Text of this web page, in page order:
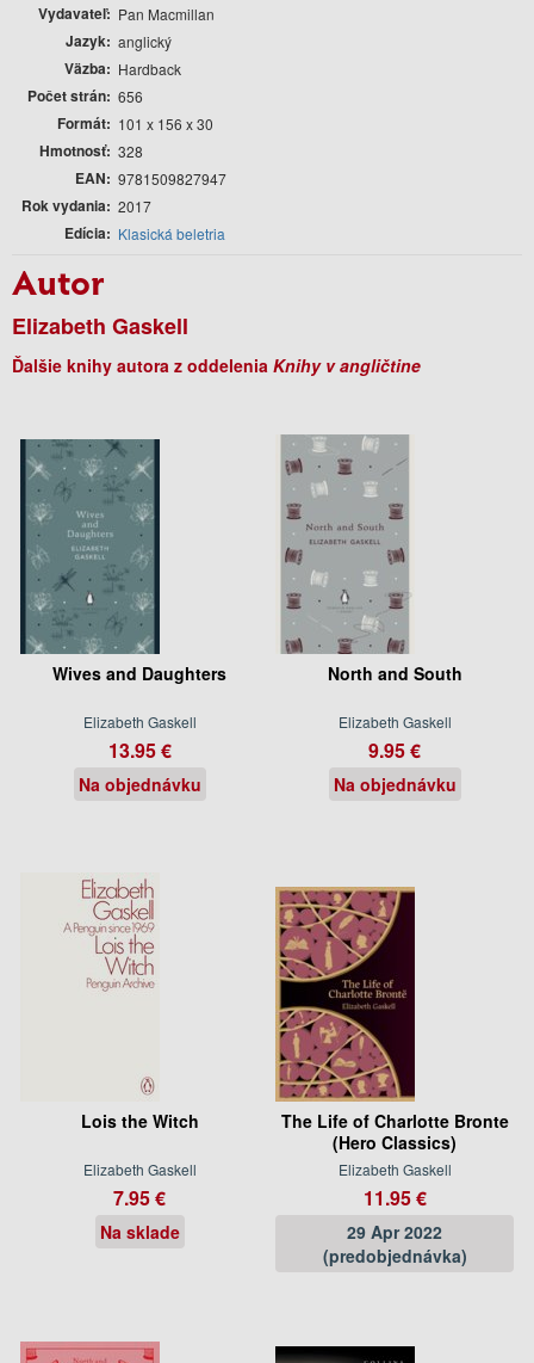
Vydavateľ Pan Macmillan
Jazyk anglický
Väzba Hardback
Počet strán 656
Formát 101 x 156 x 30
Hmotnosť 328
EAN 9781509827947
Rok vydania 2017
Edícia Klasická beletria
Autor
Elizabeth Gaskell
Ďalšie knihy autora z oddelenia Knihy v angličtine
Wives and Daughters
Elizabeth Gaskell
13.95 €
Na objednávku
North and South
Elizabeth Gaskell
9.95 €
Na objednávku
Lois the Witch
Elizabeth Gaskell
7.95 €
Na sklade
The Life of Charlotte Bronte
(Hero Classics)
Elizabeth Gaskell
11.95 €
29 Apr 2022
(predobjednávka)